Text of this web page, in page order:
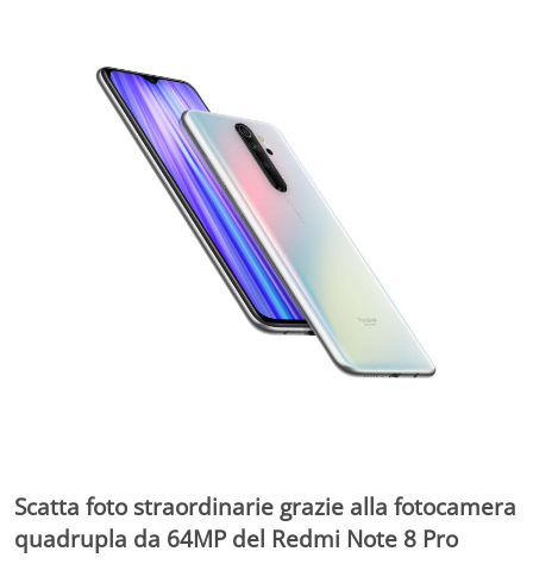
Scatta foto straordinarie grazie alla fotocamera
quadrupla da 64MP del Redmi Note 8 Pro